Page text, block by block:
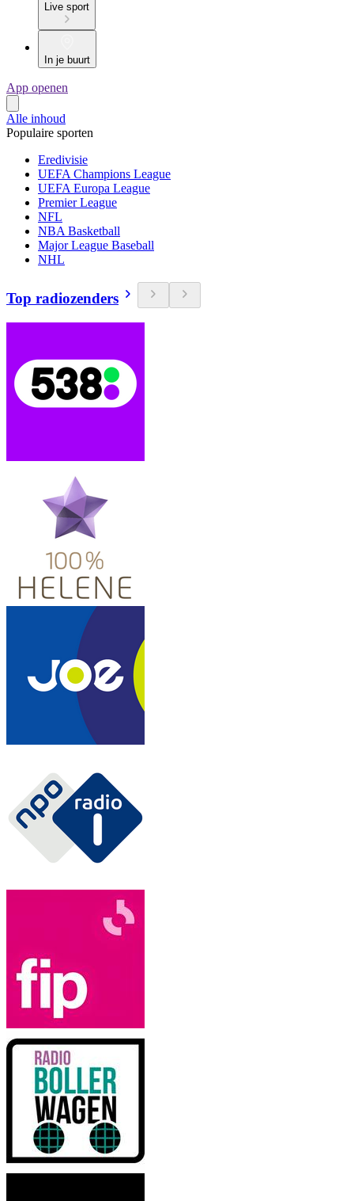
Live sport
In je buurt
App openen
Alle inhoud
Populaire sporten
Eredivisie
UEFA Champions League
UEFA Europa League
Premier League
NFL
NBA Basketball
Major League Baseball
NHL
Top radiozenders